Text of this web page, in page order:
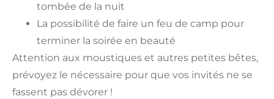
tombée de la nuit
La possibilité de faire un feu de camp pour
terminer la soirée en beauté
Attention aux moustiques et autres petites bêtes,
prévoyez le nécessaire pour que vos invités ne se
fassent pas dévorer !